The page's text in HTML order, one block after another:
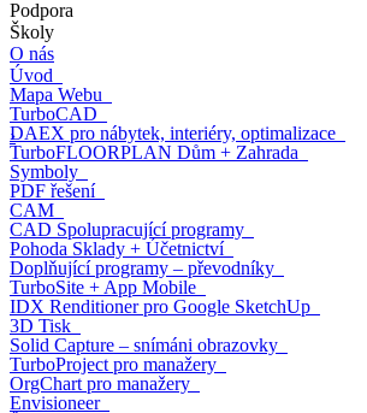
Podpora
Školy
O nás
Úvod
Mapa Webu
TurboCAD
›
DAEX pro nábytek, interiéry, optimalizace
TurboFLOORPLAN Dům + Zahrada
Symboly
PDF řešení
CAM
CAD Spolupracující programy
Pohoda Sklady + Účetnictví
Doplňující programy – převodníky
TurboSite + App Mobile
IDX Renditionerpro Google SketchUp
3D Tisk
Solid Capture – snímáni obrazovky
TurboProject pro manažery
OrgChart pro manažery
Envisioneer